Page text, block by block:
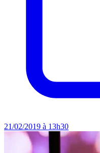
21/02/2019 à 13h30